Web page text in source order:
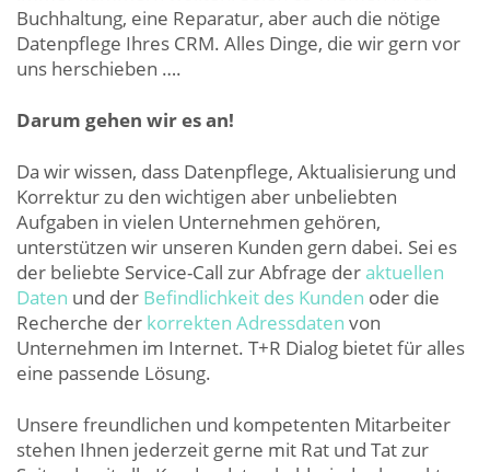
Buchhaltung, eine Reparatur, aber auch die nötige
Datenpflege Ihres CRM. Alles Dinge, die wir gern vor
uns herschieben ….
Darum gehen wir es an!
Da wir wissen, dass Datenpflege, Aktualisierung und
Korrektur zu den wichtigen aber unbeliebten
Aufgaben in vielen Unternehmen gehören,
unterstützen wir unseren Kunden gern dabei. Sei es
der beliebte Service-Call zur Abfrage deraktuellen
Daten und der Befindlichkeit des Kunden oder die
Recherche der korrekten Adressdaten von
Unternehmen im Internet. T+R Dialog bietet für alles
eine passende Lösung.
Unsere freundlichen und kompetenten Mitarbeiter
stehen Ihnen jederzeit gerne mit Rat und Tat zur